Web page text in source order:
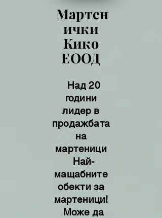
Мартен
ички
Кико
ЕООД
Над 20
години
лидер в
продажбата
на
мартеници
Най-
мащабните
обекти за
мартеници!
Може да